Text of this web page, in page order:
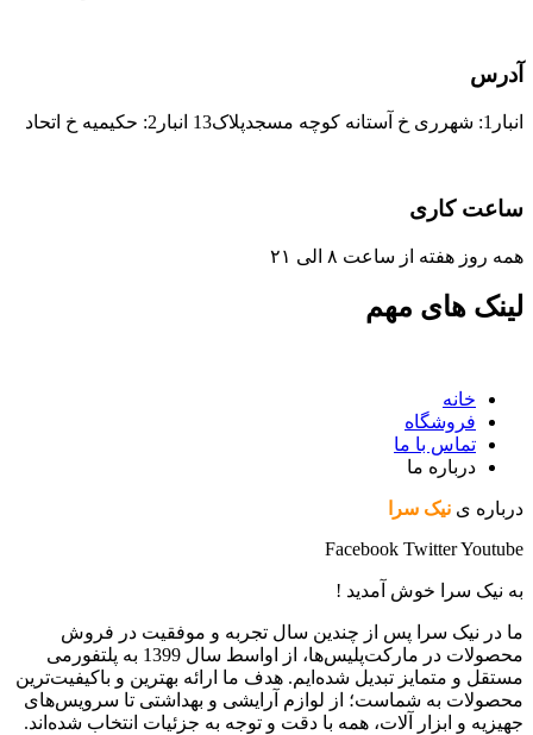
آدرس
انبار1: شهرری خ آستانه کوچه مسجدپلاک13 انبار2: حکیمیه خ اتحاد
ساعت کاری
همه روز هفته از ساعت ٨ الی ۲۱
لینک های مهم
خانه
فروشگاه
تماس با ما
درباره ما
درباره ی نیک سرا
Facebook TwitterYoutube
به نیک سرا خوش آمدید !
ما در نیک سرا پس از چندین سال تجربه و موفقیت در فروش
محصولات در مارکت‌پلیس‌ها، از اواسط سال 1399 به پلتفورمی
مستقل و متمایز تبدیل شده‌ایم. هدف ما ارائه بهترین و باکیفیت‌ترین
محصولات به شماست؛ از لوازم آرایشی و بهداشتی تا سرویس‌های
جهیزیه و ابزار آلات، همه با دقت و توجه به جزئیات انتخاب شده‌اند.